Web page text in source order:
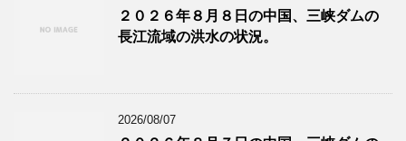
２０２６年８月８日の中国、三峡ダムの
長江流域の洪水の状況。
2026/08/07